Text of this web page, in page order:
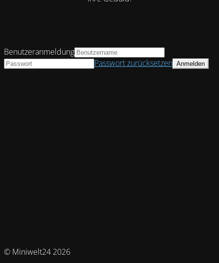
© Miniwelt24 2026
Benutzeranmeldung
Passwort zurücksetzen